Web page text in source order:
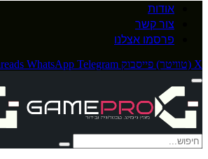
אודות
צור קשר
פרסמו אצלנו
X (טוויטר) פייסבוק WhatsApp Telegram